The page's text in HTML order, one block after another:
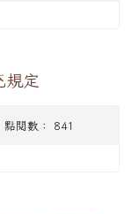
規定
閱數： 841